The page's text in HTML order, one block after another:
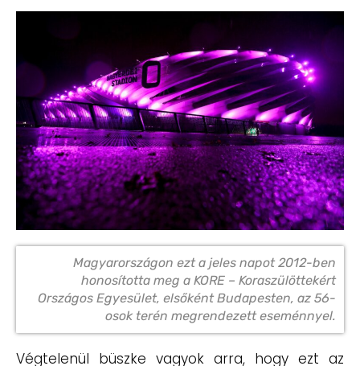
Magyarországon ezt a jeles napot 2012-ben
honosította meg a KORE – Koraszülöttekért
Országos Egyesület, elsőként Budapesten, az 56-
osok terén megrendezett eseménnyel.
Végtelenül büszke vagyok arra, hogy ezt az